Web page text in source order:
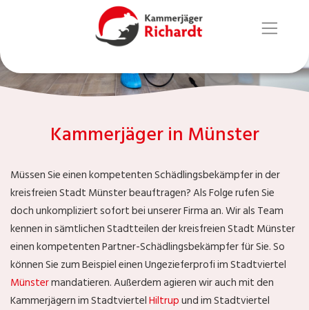
Kammerjäger in Münster
Müssen Sie einen kompetenten Schädlingsbekämpfer in der
kreisfreien Stadt Münster beauftragen? Als Folge rufen Sie
doch unkompliziert sofort bei unserer Firma an. Wir als Team
kennen in sämtlichen Stadtteilen der kreisfreien Stadt Münster
einen kompetenten Partner-Schädlingsbekämpfer für Sie. So
können Sie zum Beispiel einen Ungezieferprofi im Stadtviertel
Münstermandatieren. Außerdem agieren wir auch mit den
Kammerjägern im StadtviertelHiltrupund im Stadtviertel